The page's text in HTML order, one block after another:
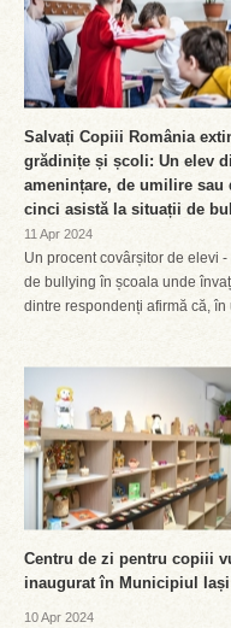
Salvați Copiii România
grădinițe și școli: Un elev
amenințare, de umilire
cinci asistă la situații de
11 Apr 2024
Un procent covârșitor de elevi
de bullying în școala unde
dintre respondenți afirmă că, în
Centru de zi pentru copiii
inaugurat în Municipiul Iași
10 Apr 2024